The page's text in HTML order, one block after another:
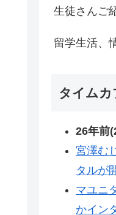
生徒さんご
留学生活、
タイムカ
26年前
宮澤む
タルが
マユニ
かイン